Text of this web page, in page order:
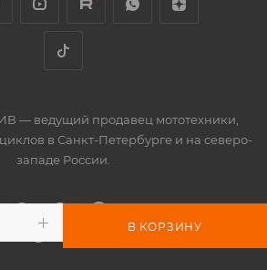
В КОРЗИНУ
— ведущий продавец мототехники,
в Санкт-Петербурге и на северо-
западе России.